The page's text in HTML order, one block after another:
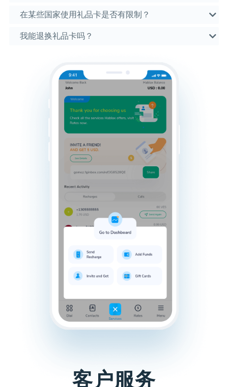
在某些国家使用礼品卡是否有限制？
我能退换礼品卡吗？
客户服务